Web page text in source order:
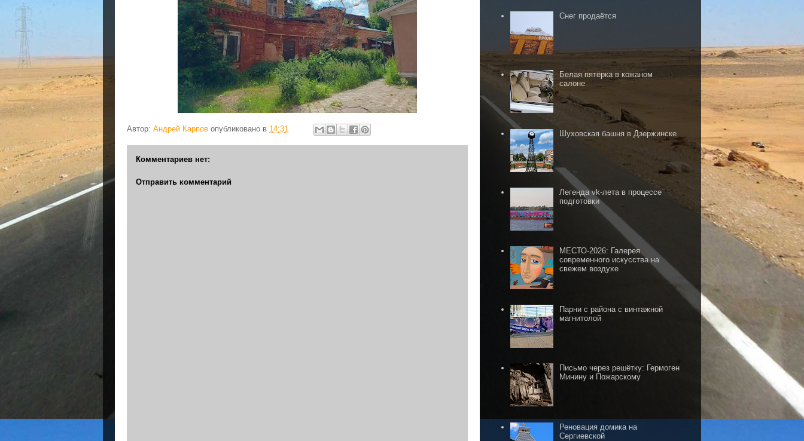
Автор: Андрей Карпов опубликовано в 14:31
Комментариев нет:
Отправить комментарий
Снег продаётся
Белая пятёрка в кожаном
салоне
Шуховская башня в Дзержинске
Легенда vk-лета в процессе
подготовки
МЕСТО-2026: Галерея
современного искусства на
свежем воздухе
Парни с района с винтажной
магнитолой
Письмо через решётку: Гермоген
Минину и Пожарскому
Реновация домика на
Сергиевской